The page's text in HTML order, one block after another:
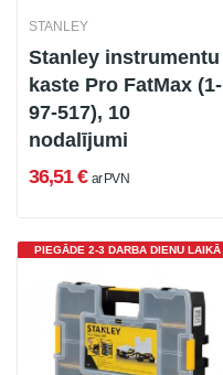
STANLEY
Stanley instrumentu
kaste Pro FatMax (1-
97-517), 10
nodalījumi
36,51 € ar PVN
PIEGĀDE 2-3 DARBA DIENU LAIKĀ